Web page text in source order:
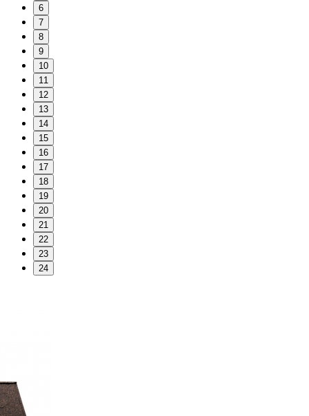
6
7
8
9
10
11
12
13
14
15
16
17
18
19
20
21
22
23
24